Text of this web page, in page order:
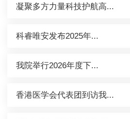
凝聚多方力量科技护航高...
科睿唯安发布2025年...
我院举行2026年度下...
香港医学会代表团到访我...